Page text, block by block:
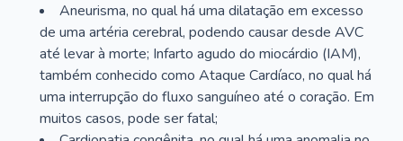
Aneurisma, no qual há uma dilatação em excesso
de uma artéria cerebral, podendo causar desde AVC
até levar à morte; Infarto agudo do miocárdio (IAM),
também conhecido como Ataque Cardíaco, no qual há
uma interrupção do fluxo sanguíneo até o coração. Em
muitos casos, pode ser fatal;